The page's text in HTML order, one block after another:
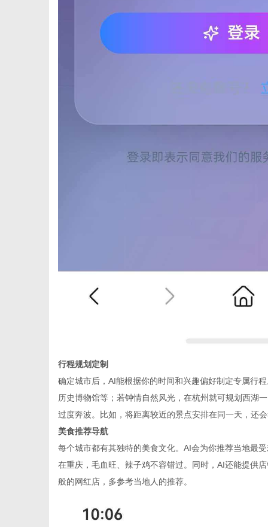
行程规划定制
确定城市后， AI能根据你的时间和兴趣偏好制定专属行
历史博物馆等；若钟情自然风光，在杭州就可规划西湖
过度奔波。比如，将距离较近的景点安排在同一天，还
美食推荐导航
每个城市都有其独特的美食文化。 AI会为你推荐当地最
在重庆，毛血旺、辣子鸡不容错过。同时，AI还能提供
般的网红店，多参考当地人的推荐。